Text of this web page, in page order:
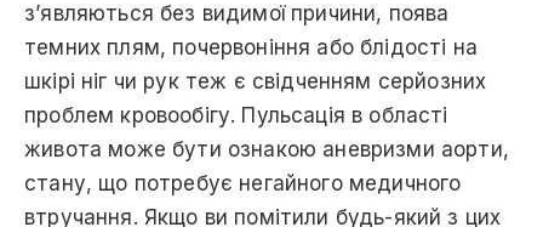
з’являються без видимої причини, поява
темних плям, почервоніння або блідості на
шкірі ніг чи рук теж є свідченням серйозних
проблем кровообігу. Пульсація в області
живота може бути ознакою аневризми аорти,
стану, що потребує негайного медичного
втручання. Якщо ви помітили будь-який з цих